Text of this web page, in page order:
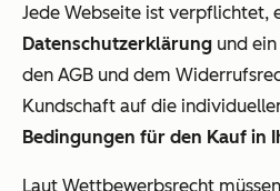
Jede Webseite ist verpflichtet,
Datenschutzerklärung und ein
den AGB und dem
Kundschaft auf die
Bedingungen für den Kauf in
Laut Wettbewerbsrecht